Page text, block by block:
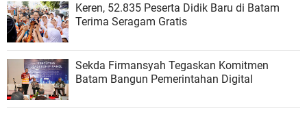
Keren, 52.835 Peserta Didik Baru di Batam
Terima Seragam Gratis
Sekda Firmansyah Tegaskan Komitmen
Batam Bangun Pemerintahan Digital